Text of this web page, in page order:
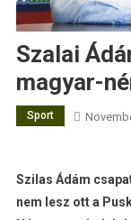
Szalai
magyar-
Sport
Szilas Ádám
nem lesz ott a